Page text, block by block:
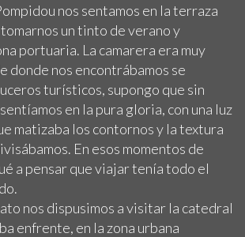
nos sentamos en la terraza
un tinto de verano y
portuaria. La camarera era muy
donde nos encontrábamos se
turísticos, supongo que sin
en la pura gloria, con una luz
matizaba los contornos y la textura
En esos momentos de
a pensar que viajar tenía todo el
nos dispusimos a visitar la catedral
enfrente, en la zona urbana